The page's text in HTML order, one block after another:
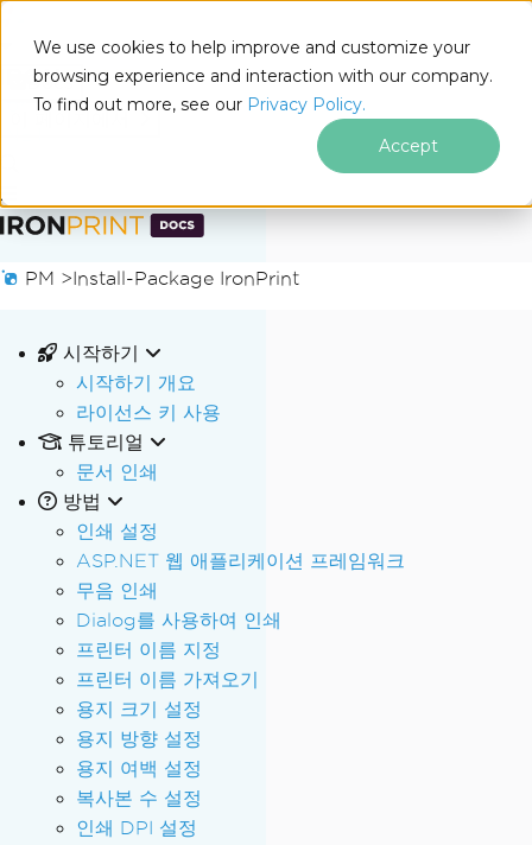
We use cookies to help improve and customize your
browsing experience and interaction with our company.
To find out more, see our Privacy Policy.
Accept
푸터 콘텐츠로 바로가기
Docs
PM >Install-Package IronPrint
시작하기
시작하기 개요
라이선스 키 사용
튜토리얼
문서 인쇄
방법
인쇄 설정
ASP.NET 웹 애플리케이션 프레임워크
무음 인쇄
Dialog를 사용하여 인쇄
프린터 이름 지정
프린터 이름 가져오기
용지 크기 설정
용지 방향 설정
용지 여백 설정
복사본 수 설정
인쇄 DPI 설정